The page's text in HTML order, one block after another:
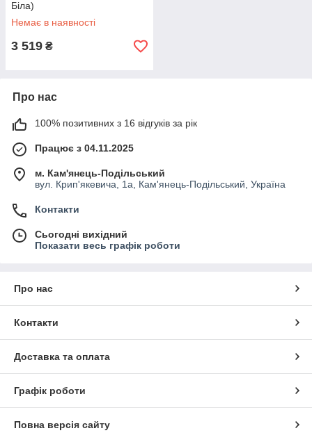
Біла)
Немає в наявності
3 519 ₴
Про нас
100% позитивних з 16 відгуків за рік
Працює з 04.11.2025
м. Кам'янець-Подільський
вул. Крип'якевича, 1а, Кам'янець-Подільський, Україна
Контакти
Сьогодні вихідний
Показати весь графік роботи
Про нас
Контакти
Доставка та оплата
Графік роботи
Повна версія сайту